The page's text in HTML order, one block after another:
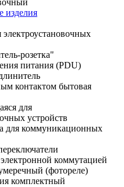
изделия
розетка"
питания (PDU)
контактом бытовая
для
устройств
для коммуникационных
коммутацией
(фотореле)
комплектный